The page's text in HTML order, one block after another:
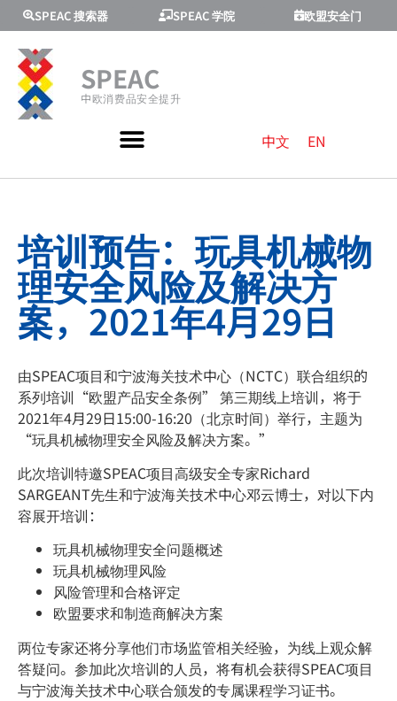
SPEAC 搜索器 SPEAC 学院 欧盟安全门
SPEAC
中欧消费品安全提升
中文 EN
培训预告：玩具机械物
理安全风险及解决方
案，2021年4月29日
由SPEAC项目和宁波海关技术中心（NCTC）联合组织的
系列培训“欧盟产品安全条例” 第三期线上培训，将于
2021年4月29日15:00-16:20（北京时间）举行，主题为
“玩具机械物理安全风险及解决方案。”
此次培训特邀SPEAC项目高级安全专家Richard
SARGEANT先生和宁波海关技术中心邓云博士，对以下内
容展开培训：
玩具机械物理安全问题概述
玩具机械物理风险
风险管理和合格评定
欧盟要求和制造商解决方案
两位专家还将分享他们市场监管相关经验，为线上观众解
答疑问。参加此次培训的人员，将有机会获得SPEAC项目
与宁波海关技术中心联合颁发的专属课程学习证书。